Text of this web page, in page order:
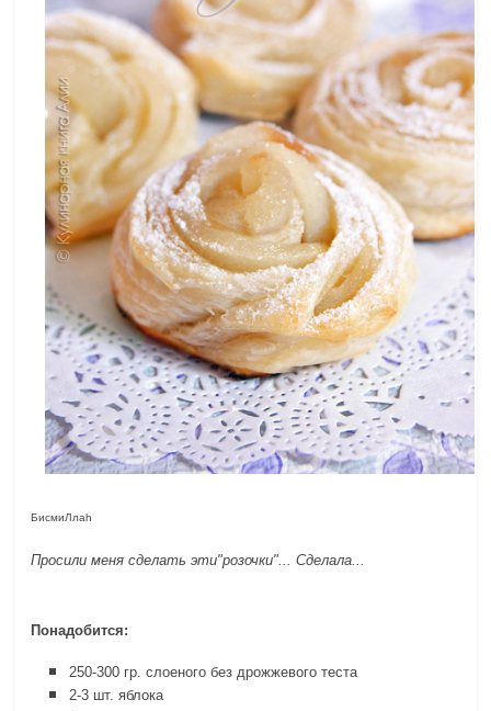
БисмиЛлаh
Просили меня сделать эти"розочки"... Сделала...
Понадобится:
250-300 гр. слоеного без дрожжевого теста
2-3 шт. яблока